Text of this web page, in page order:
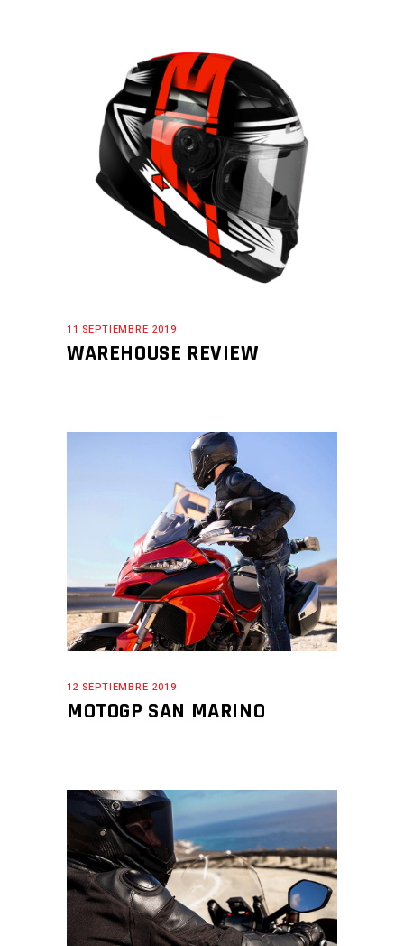
11 SEPTIEMBRE 2019
WAREHOUSE REVIEW
12 SEPTIEMBRE 2019
MOTOGP SAN MARINO